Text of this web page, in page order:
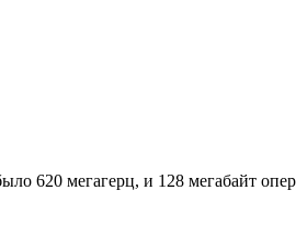
620 мегагерц, и 128 мегабайт